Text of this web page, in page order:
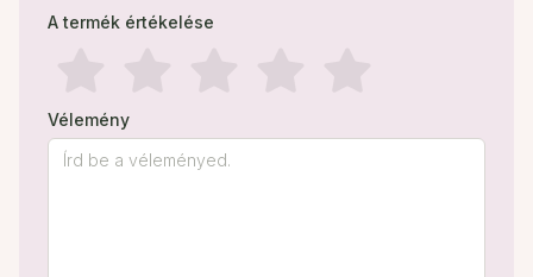
A termék értékelése
Vélemény